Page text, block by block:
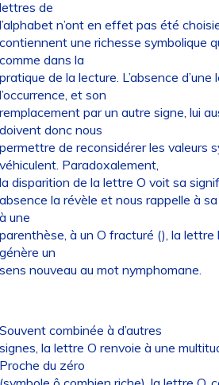
de
n’ont en effet pas été
une richesse symbolique
dans la
de la lecture. L’absence d’une
et son
par un autre signe, lui
donc nous
de reconsidérer les valeurs
Paradoxalement,
disparition de la lettre O voit sa
la révèle et nous rappelle à
une
à un O fracturé (), la lettre
un
nouveau au mot nymphomane.
combinée à d’autres
la lettre O renvoie à une
du zéro